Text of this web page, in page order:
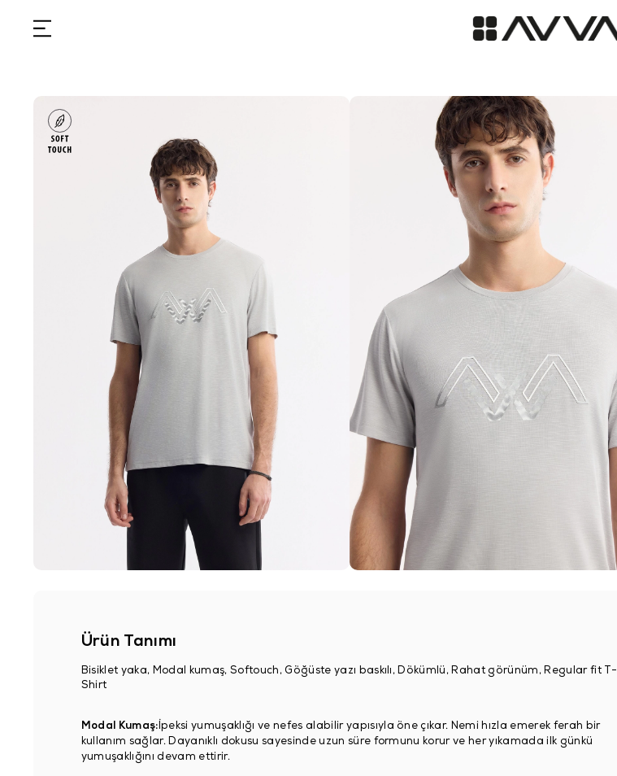
Ürün Tanımı
Bisiklet yaka, Modal kumaş, Softouch, Göğüste yazı baskılı, Dökümlü, Rahat görünüm, Regular fit T-
Shirt
Modal Kumaş: İpeksi yumuşaklığı ve nefes alabilir yapısıyla öne çıkar. Nemi hızla emerek ferah bir
kullanım sağlar. Dayanıklı dokusu sayesinde uzun süre formunu korur ve her yıkamada ilk günkü
yumuşaklığını devam ettirir.